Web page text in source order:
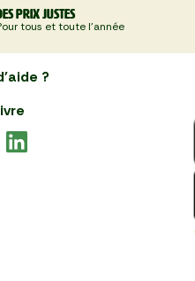
prix justes
tous et toute l'année
?